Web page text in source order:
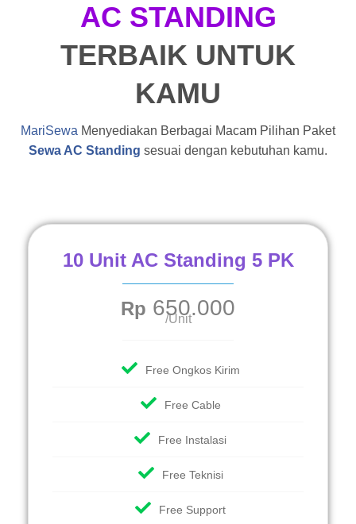
AC STANDING
TERBAIK UNTUK
KAMU
MariSewa Menyediakan Berbagai Macam Pilihan Paket
Sewa AC Standing sesuai dengan kebutuhan kamu.
10 Unit AC Standing 5 PK
Rp 650.000
/Unit
Free Ongkos Kirim
Free Cable
Free Instalasi
Free Teknisi
Free Support